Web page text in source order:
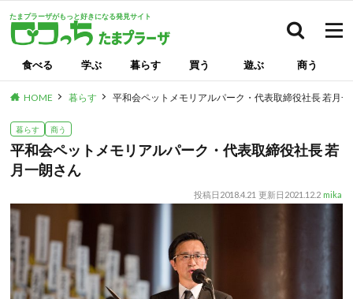
たまプラーザがもっと好きになる発見サイト
食べる 学ぶ 暮らす 買う 遊ぶ 商う
HOME 暮らす 平和会ペットメモリアルパーク・代表取締役社長 若月
暮らす 商う
平和会ペットメモリアルパーク・代表取締役社長 若
月一朗さん
投稿日 2018.4.21 更新日 2021.12.2 mika